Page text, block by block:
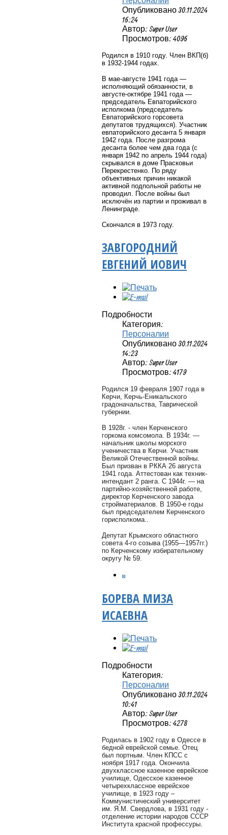
Опубликовано 30.11.2024
16:24
Автор: Super User
Просмотров: 4096
Родился в 1910 году. Член ВКП(б)
в 1932-1944 годах.
В мае-августе 1941 года —
исполняющий обязанности, в
августе-октябре 1941 года —
председатель Евпаторийского
исполкома (председатель
Евпаторийского горсовета
депутатов трудящихся). Участник
евпаторийского десанта 5 января
1942 года. После разгрома
десанта более чем два года (с
января 1942 по апрель 1944 года)
скрывался в доме Прасковьи
Перекрестенко. По ряду
объективных причин никакой
активной подпольной работы не
проводил. После войны был
исключён из партии и проживал в
Ленинграде.
Скончался в 1973 году.
ЗАВГОРОДНИЙ
ЕВГЕНИЙ ИОВИЧ
Подробности
Категория:
Персоналии
Опубликовано 30.11.2024
14:23
Автор: Super User
Просмотров: 4179
Родился 19 февраля 1907 года в
Керчи, Керчь-Еникальского
градоначальства, Таврической
губернии.
В 1928г. - член Керченского
горкома комсомола. В 1934г. —
начальник школы морского
ученичества в Керчи. Участник
Великой Отечественной войны.
Был призван в РККА 26 августа
1941 года. Аттестован как техник-
интендант 2 ранга. С 1944г. — на
партийно-хозяйственной работе,
директор Керченского завода
стройматериалов. В 1950-е годы
был председателем Керченского
горисполкома..
Депутат Крымского областного
совета 4-го созыва (1955—1957гг.)
по Керченскому избирательному
округу № 59.
БОРЕВА МИЗА
ИСАЕВНА
Подробности
Категория:
Персоналии
Опубликовано 30.11.2024
10:41
Автор: Super User
Просмотров: 4278
Родилась в 1902 году в Одессе в
бедной еврейской семье. Отец
был портным. Член КПСС с
ноября 1917 года. Окончила
двухклассное казенное еврейское
училище, Одесское казенное
четырехклассное еврейское
училище, в 1923 году –
Коммунистический университет
им. Я.М. Свердлова, в 1931 году -
отделение истории народов СССР
Института красной профессуры.